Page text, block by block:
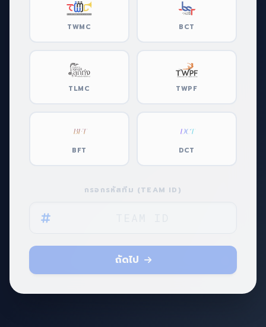
TWMC BCT
TLMC TWPF
BFT DCT
กรอกรหัสทีม (TEAM ID)
ถัดไป